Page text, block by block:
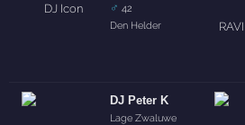
♂ 42
Den Helder
DJ Peter K
Lage Zwaluwe